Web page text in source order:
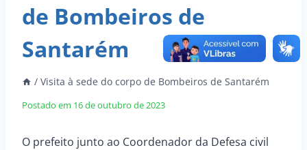
de Bombeiros de
Santarém
/ Visita à sede do corpo de Bombeiros de Santarém
Postado em 16 de outubro de 2023
O prefeito junto ao Coordenador da Defesa civil